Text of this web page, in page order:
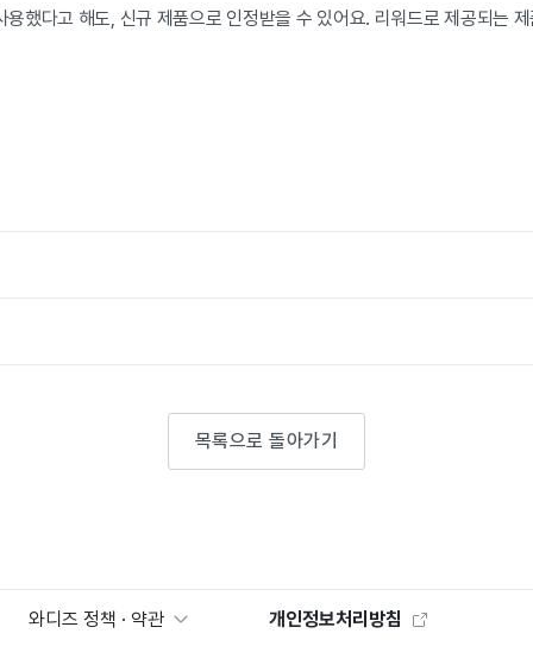
했다고 해도, 신규 제품으로 인정받을 수 있어요. 리워드로 제공되는
목록으로 돌아가기
와디즈 정책 · 약관
개인정보처리방침